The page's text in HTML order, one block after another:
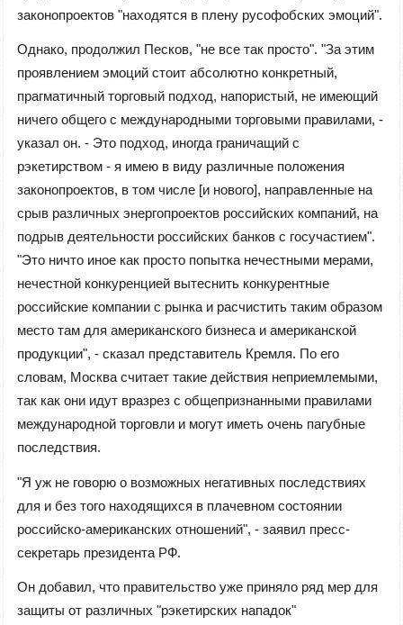
законопроектов "находятся в плену русофобских эмоций".
Однако, продолжил Песков, "не все так просто". "За этим
проявлением эмоций стоит абсолютно конкретный,
прагматичный торговый подход, напористый, не имеющий
ничего общего с международными торговыми правилами, -
указал он. - Это подход, иногда граничащий с
рэкетирством - я имею в виду различные положения
законопроектов, в том числе [и нового], направленные на
срыв различных энергопроектов российских компаний, на
подрыв деятельности российских банков с госучастием".
"Это ничто иное как просто попытка нечестными мерами,
нечестной конкуренцией вытеснить конкурентные
российские компании с рынка и расчистить таким образом
место там для американского бизнеса и американской
продукции", - сказал представитель Кремля. По его
словам, Москва считает такие действия неприемлемыми,
так как они идут вразрез с общепризнанными правилами
международной торговли и могут иметь очень пагубные
последствия.
"Я уж не говорю о возможных негативных последствиях
для и без того находящихся в плачевном состоянии
российско-американских отношений", - заявил пресс-
секретарь президента РФ.
Он добавил, что правительство уже приняло ряд мер для
защиты от различных "рэкетирских нападок"